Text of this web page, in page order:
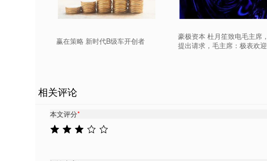
赢在策略 新时代B级车开创者
豪极资本 杜月笙致电毛主席，
提出请求，毛主席：极表欢迎
相关评论
本文评分*